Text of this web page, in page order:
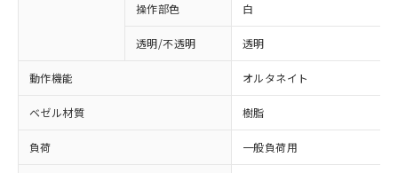
操作部色 白
透明/不透明 透明
動作機能 オルタネイト
ベゼル材質 樹脂
負荷 一般負荷用